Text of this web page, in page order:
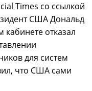
Times со ссылкой
США Дональд
отказал
для систем
что США сами